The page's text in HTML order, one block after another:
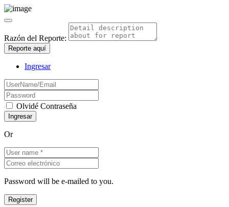
Razón del Reporte:
Reporte aquí
Ingresar
Olvidé Contraseña
Or
Password will be e-mailed to you.